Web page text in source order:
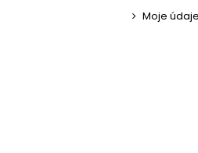
Moje údaje